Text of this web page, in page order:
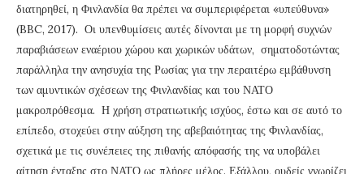
διατηρηθεί, η Φινλανδία θα πρέπει να συμπεριφέρεται «υπεύθυνα»
(BBC, 2017). Οι υπενθυμίσεις αυτές δίνονται με τη μορφή συχνών
παραβιάσεων εναέριου χώρου και χωρικών υδάτων, σηματοδοτώντας
παράλληλα την ανησυχία της Ρωσίας για την περαιτέρω εμβάθυνση
των αμυντικών σχέσεων της Φινλανδίας και του ΝΑΤΟ
μακροπρόθεσμα. Η χρήση στρατιωτικής ισχύος, έστω και σε αυτό το
επίπεδο, στοχεύει στην αύξηση της αβεβαιότητας της Φινλανδίας,
σχετικά με τις συνέπειες της πιθανής απόφασής της να υποβάλει
αίτηση ένταξης στο ΝΑΤΟ ως πλήρες μέλος. Εξάλλου, ουδείς γνωρίζει